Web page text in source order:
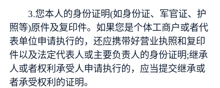
3.您本人的身份证明(如身份证、军官证、护
照等)原件及复印件。如果您是个体工商户或者代
表单位申请执行的，还应携带好营业执照和复印
件以及法定代表人或主要负责人的身份证明;继承
人或者权利承受人申请执行的，应当提交继承或
者承受权利的证明。